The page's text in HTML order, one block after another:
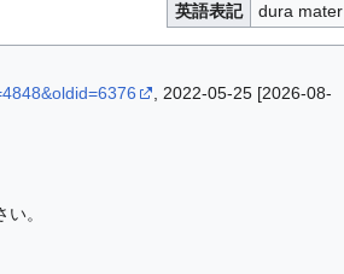
英語表記
dura mater
, 2022-05-25 [2026-08-
。